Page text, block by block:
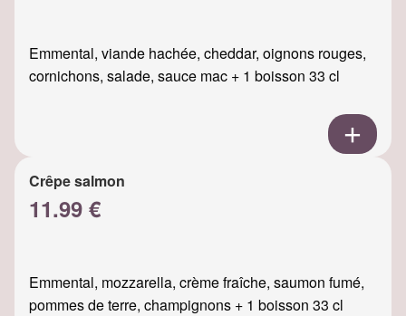
Emmental, viande hachée, cheddar, oignons rouges,
cornichons, salade, sauce mac + 1 boisson 33 cl
Crêpe salmon
11.99 €
Emmental, mozzarella, crème fraîche, saumon fumé,
pommes de terre, champignons + 1 boisson 33 cl